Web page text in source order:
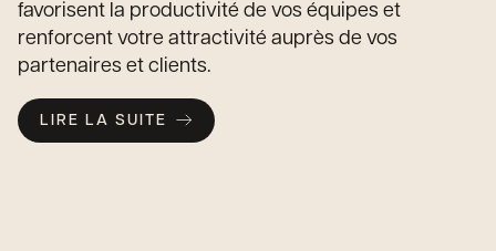
favorisent la productivité de vos équipes et
renforcent votre attractivité auprès de vos
partenaires et clients.
LIRE LA SUITE